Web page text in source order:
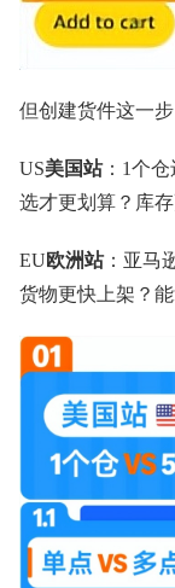
但创建货件这一
US美国站：1个
选才更划算？库
EU欧洲站：亚马
货物更快上架？